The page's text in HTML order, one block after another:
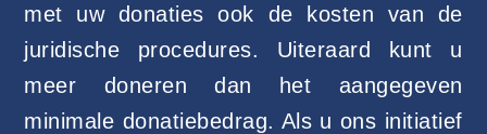
met uw donaties ook de kosten van de
juridische procedures. Uiteraard kunt u
meer doneren dan het aangegeven
minimale donatiebedrag. Als u ons initiatief